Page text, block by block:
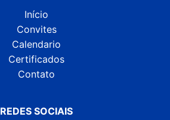
Início
Convites
Calendario
Certificados
Contato
REDES SOCIAIS